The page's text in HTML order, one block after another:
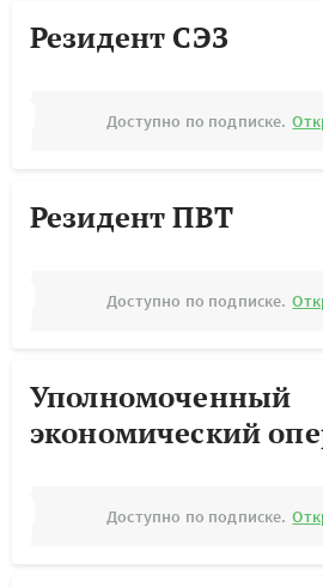
Резидент СЭЗ
Доступно по подписке.
Резидент ПВТ
Доступно по подписке.
Уполномоченный
экономический
Доступно по подписке.